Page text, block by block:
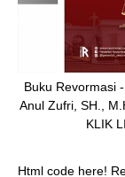
Buku Revormasi
Anul Zufri, SH.,
KLIK
Html code here!